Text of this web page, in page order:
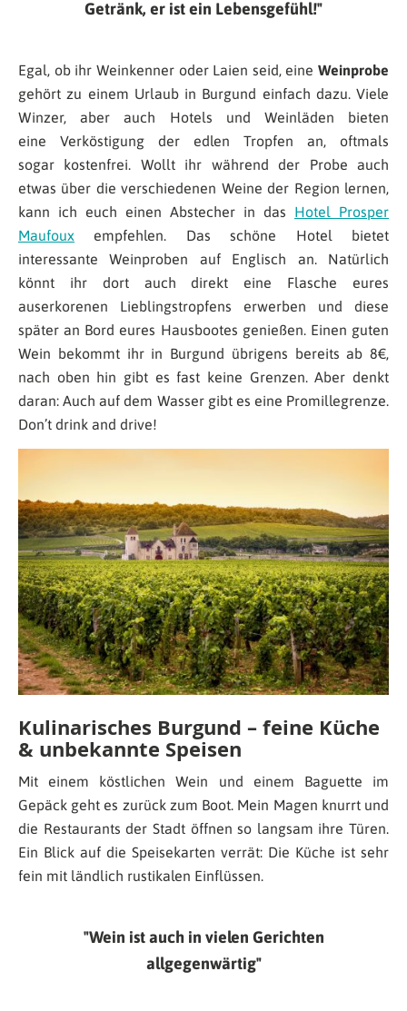
Getränk, er ist ein Lebensgefühl!
Egal, ob ihr Weinkenner oder Laien seid, eine Weinprobe
gehört zu einem Urlaub in Burgund einfach dazu. Viele
Winzer, aber auch Hotels und Weinläden bieten
eine Verköstigung der edlen Tropfen an, oftmals
sogar kostenfrei. Wollt ihr während der Probe auch
etwas über die verschiedenen Weine der Region lernen,
kann ich euch einen Abstecher in das Hotel Prosper
Maufoux empfehlen. Das schöne Hotel bietet
interessante Weinproben auf Englisch an. Natürlich
könnt ihr dort auch direkt eine Flasche eures
auserkorenen Lieblingstropfens erwerben und diese
später an Bord eures Hausbootes genießen. Einen guten
Wein bekommt ihr in Burgund übrigens bereits ab 8€,
nach oben hin gibt es fast keine Grenzen. Aber denkt
daran: Auch auf dem Wasser gibt es eine Promillegrenze.
Don’t drink and drive!
Kulinarisches Burgund – feine Küche
& unbekannte Speisen
Mit einem köstlichen Wein und einem Baguette im
Gepäck geht es zurück zum Boot. Mein Magen knurrt und
die Restaurants der Stadt öffnen so langsam ihre Türen.
Ein Blick auf die Speisekarten verrät: Die Küche ist sehr
fein mit ländlich rustikalen Einflüssen.
Wein ist auch in vielen Gerichten
allgegenwärtig